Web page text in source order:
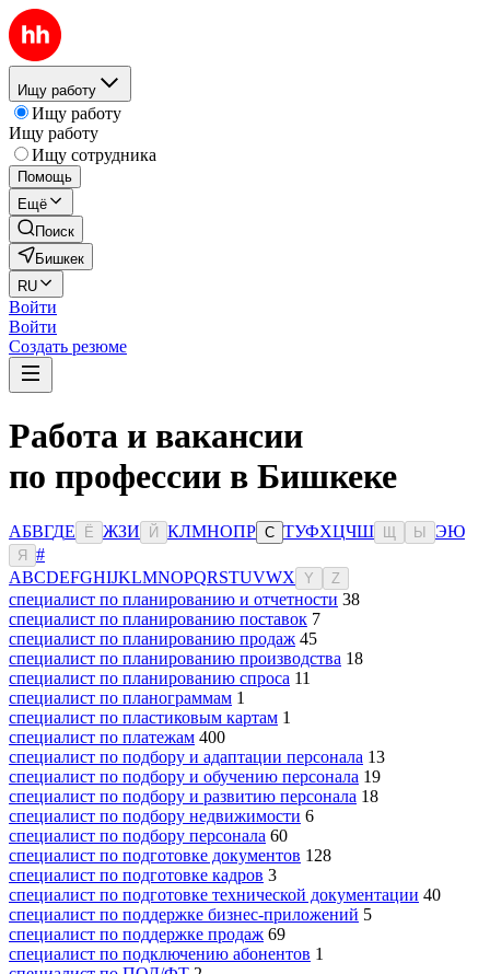
Ищу работу
Ищу работу
Ищу работу
Ищу сотрудника
Помощь
Ещё
Поиск
Бишкек
RU
Войти
Войти
Создать резюме
Работа и вакансии
по профессии в Бишкеке
АБВГДЕ Ё ЖЗИ Й КЛМНОПР С ТУФХЦЧШ Ы ЭЮ
Я
#
ABCDEFGHIJKLMNOPQRSTUVWX Y Z
специалист по планированию и отчетности 38
специалист по планированию поставок 7
специалист по планированию продаж 45
специалист по планированию производства 18
специалист по планированию спроса 11
специалист по планограммам 1
специалист по пластиковым картам 1
специалист по платежам 400
специалист по подбору и адаптации персонала 13
специалист по подбору и обучению персонала 19
специалист по подбору и развитию персонала 18
специалист по подбору недвижимости 6
специалист по подбору персонала 60
специалист по подготовке документов 128
специалист по подготовке кадров 3
специалист по подготовке технической документации 40
специалист по поддержке бизнес-приложений 5
специалист по поддержке продаж 69
специалист по подключению абонентов 1